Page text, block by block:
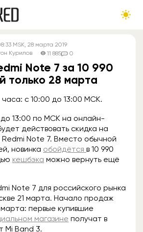
MSK, 28 марта 2019
Курилов
11 885 0
Note 7 за 10 990
только 28 марта
с 10:00 до 13:00 МСК.
13:00 по МСК на онлайн-
действовать скидка на
Note 7. Вместо обычной
новинка обойдётся в 10 990
кешбэка можно вернуть ещё
Note 7 для российского рынка
21 марта. Начало продаж
первые купившие
магазине получат в
Mi Band 3.